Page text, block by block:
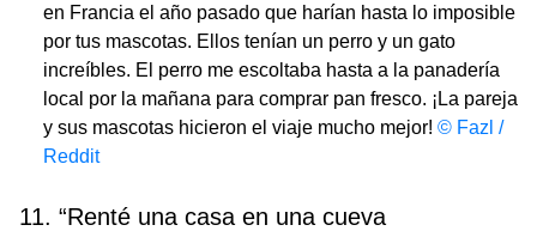
en Francia el año pasado que harían hasta lo imposible
por tus mascotas. Ellos tenían un perro y un gato
increíbles. El perro me escoltaba hasta a la panadería
local por la mañana para comprar pan fresco. ¡La pareja
y sus mascotas hicieron el viaje mucho mejor! © Fazl /
Reddit
11. “Renté una casa en una cueva